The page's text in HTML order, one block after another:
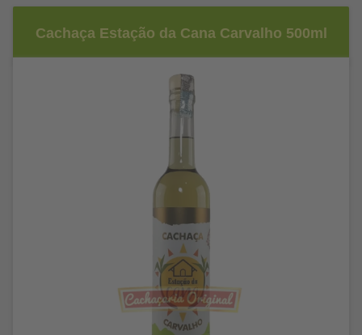
Cachaça Estação da Cana Carvalho 500ml